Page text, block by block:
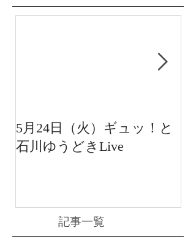
5月24日（火）ギュッ！と
石川ゆうどきLive
記事一覧